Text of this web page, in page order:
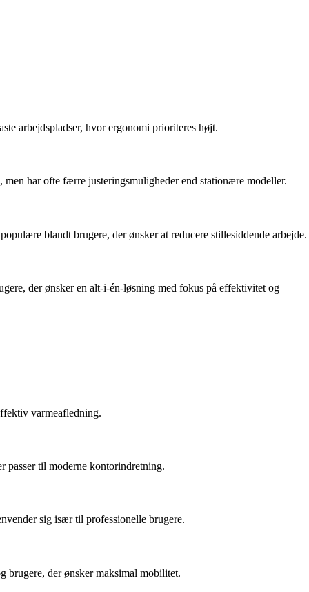
arbejdspladser, hvor ergonomi prioriteres højt.
har ofte færre justeringsmuligheder end stationære modeller.
blandt brugere, der ønsker at reducere stillesiddende arbejde.
der ønsker en alt-i-én-løsning med fokus på effektivitet og
varmeafledning.
passer til moderne kontorindretning.
sig især til professionelle brugere.
brugere, der ønsker maksimal mobilitet.